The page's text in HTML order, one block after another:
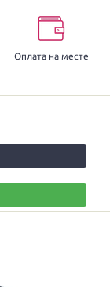
Оплата на месте